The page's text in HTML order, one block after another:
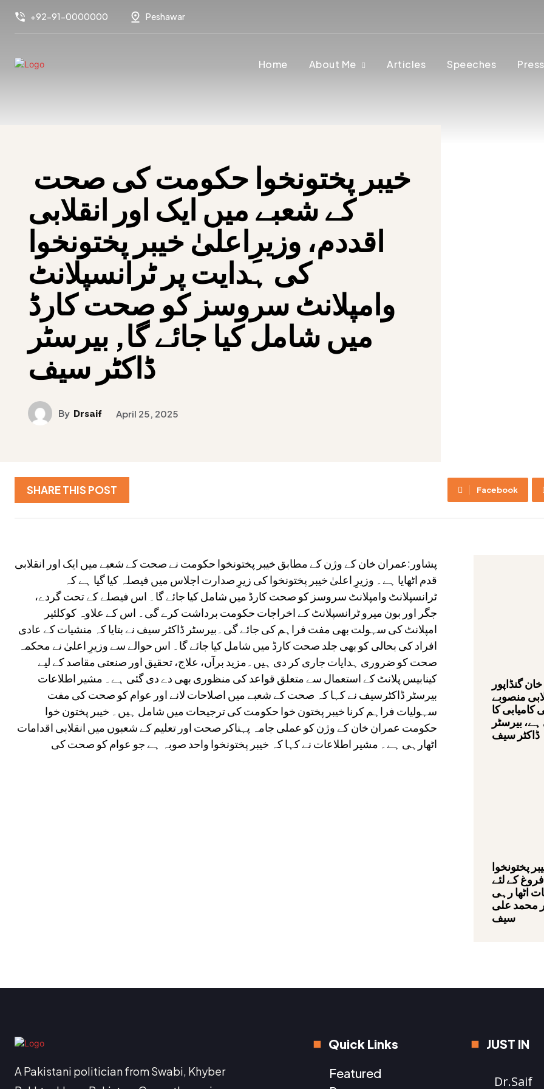
+92-91-0000000 Peshawar
Home About Me Articles Speeches
کے شعبے میں ایک اور انقلابی
اقددم، وزیرِاعلیٰ خیبر پختونخوا
کی ہدایت پر ٹرانسپلانٹ
وامپلانٹ سروسز کو صحت کارڈ
میں شامل کیا جائے گا, بیرسٹر
ڈاکٹر سیف
By Drsaif April 25, 2025
SHARE THIS POST Facebook
پشاور:عمران خان کے وژن کے مطابق خیبر پختونخوا حکومت نے صحت کے شعبے میں ایک اور انقلابی
قدم اٹھایا ہے۔ وزیرِ اعلیٰ خیبر پختونخوا کی زیرِ صدارت اجلاس میں فیصلہ کیا گیا ہے کہ
ٹرانسپلانٹ وامپلانٹ سروسز کو صحت کارڈ میں شامل کیا جائے گا۔ اس فیصلے کے تحت گردے،
جگر اور بون میرو ٹرانسپلانٹ کے اخراجات حکومت برداشت کرے گی۔ اس کے علاوہ کوکلئیر
امپلانٹ کی سہولت بھی مفت فراہم کی جائے گی۔بیرسٹر ڈاکٹر سیف نے بتایا کہ منشیات کے عادی
افراد کی بحالی کو بھی جلد صحت کارڈ میں شامل کیا جائے گا۔ اس حوالے سے وزیرِ اعلیٰ نے محکمہ
صحت کو ضروری ہدایات جاری کر دی ہیں۔مزید برآں، علاج، تحقیق اور صنعتی مقاصد کے لیے
کینابیس پلانٹ کے استعمال سے متعلق قواعد کی منظوری بھی دے دی گئی ہے۔ مشیر اطلاعات
بیرسٹر ڈاکٹرسیف نے کہا کہ صحت کے شعبے میں اصلاحات لانے اور عوام کو صحت کی مفت
سہولیات فراہم کرنا خیبر پختون خوا حکومت کی ترجیحات میں شامل ہیں۔ خیبر پختون خوا
حکومت عمران خان کے وژن کو عملی جامہ پہناکر صحت اور تعلیم کے شعبوں میں انقلابی اقدامات
اٹھارہی ہے۔ مشیر اطلاعات نے کہا کہ خیبر پختونخوا واحد صوبہ ہے جو عوام کو صحت کی
گنڈاپور
منصوبے
کا
بیرسٹر
ڈاکٹر سیف
پختونخوا
کے لئے
اٹھا رہی
محمد علی
سیف
A Pakistani politician from Swabi, Khyber
Quick Links
Featured
JUST IN
Dr.Saif